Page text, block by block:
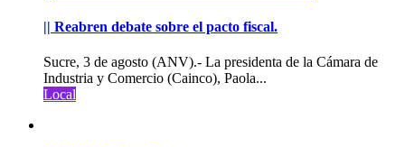
|| Reabren debate sobre el pacto fiscal.
Sucre, 3 de agosto (ANV).- La presidenta de la Cámara de
Industria y Comercio (Cainco), Paola...
Local